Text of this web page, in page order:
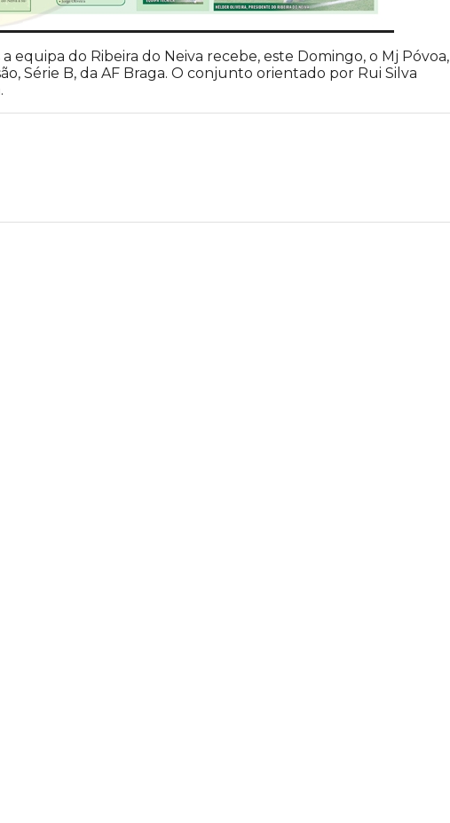
equipa do Ribeira do Neiva recebe, este Domingo, o Mj Póvoa,
Série B, da AF Braga. O conjunto orientado por Rui Silva